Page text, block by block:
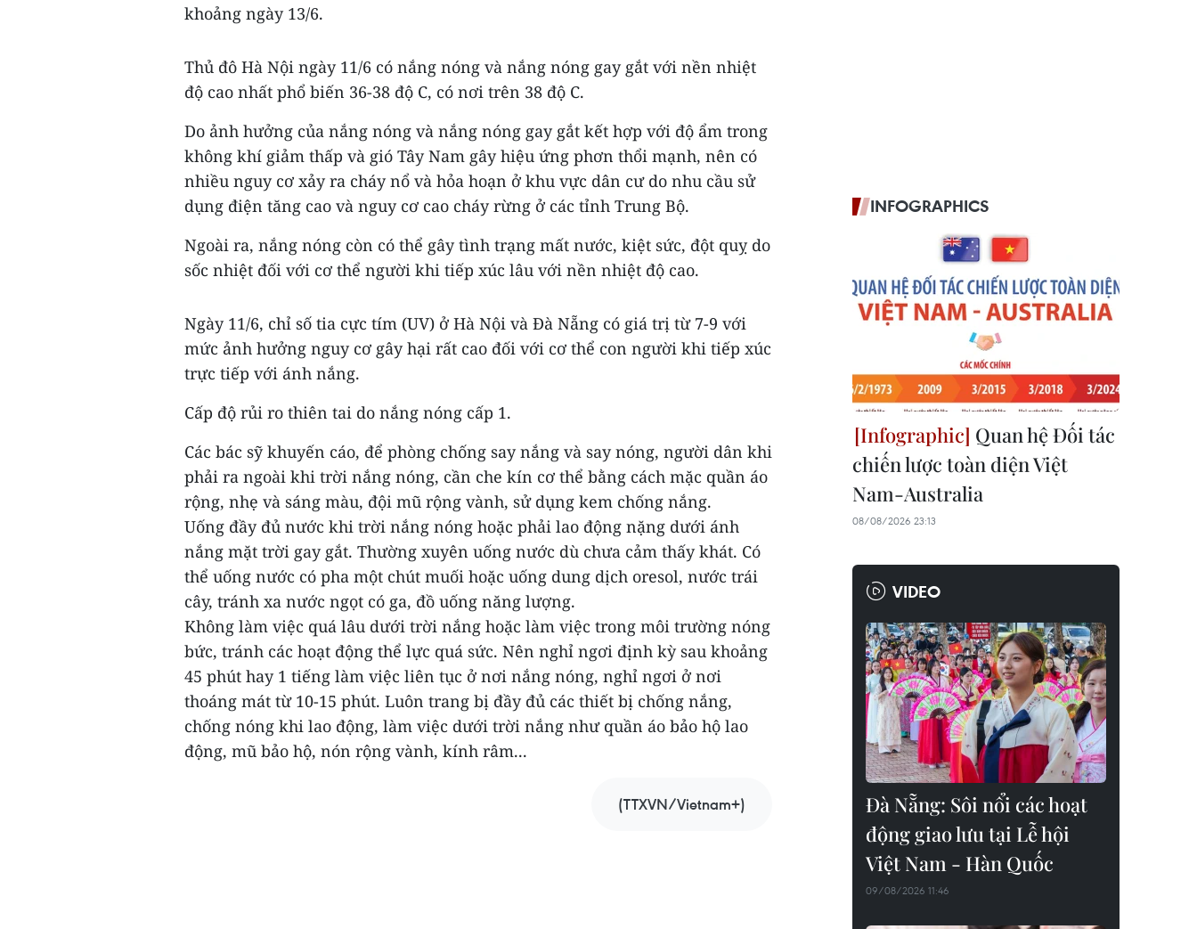
khoảng ngày 13/6.
Thủ đô Hà Nội ngày 11/6 có nắng nóng và nắng nóng gay gắt với nền nhiệt
độ cao nhất phổ biến 36-38 độ C, có nơi trên 38 độ C.
Do ảnh hưởng của nắng nóng và nắng nóng gay gắt kết hợp với độ ẩm trong
không khí giảm thấp và gió Tây Nam gây hiệu ứng phơn thổi mạnh, nên có
nhiều nguy cơ xảy ra cháy nổ và hỏa hoạn ở khu vực dân cư do nhu cầu sử
dụng điện tăng cao và nguy cơ cao cháy rừng ở các tỉnh Trung Bộ.
Ngoài ra, nắng nóng còn có thể gây tình trạng mất nước, kiệt sức, đột quỵ do
sốc nhiệt đối với cơ thể người khi tiếp xúc lâu với nền nhiệt độ cao.
Ngày 11/6, chỉ số tia cực tím (UV) ở Hà Nội và Đà Nẵng có giá trị từ 7-9 với
mức ảnh hưởng nguy cơ gây hại rất cao đối với cơ thể con người khi tiếp xúc
trực tiếp với ánh nắng.
Cấp độ rủi ro thiên tai do nắng nóng cấp 1.
Các bác sỹ khuyến cáo, để phòng chống say nắng và say nóng, người dân khi
phải ra ngoài khi trời nắng nóng, cần che kín cơ thể bằng cách mặc quần áo
rộng, nhẹ và sáng màu, đội mũ rộng vành, sử dụng kem chống nắng.
Uống đầy đủ nước khi trời nắng nóng hoặc phải lao động nặng dưới ánh
nắng mặt trời gay gắt. Thường xuyên uống nước dù chưa cảm thấy khát. Có
thể uống nước có pha một chút muối hoặc uống dung dịch oresol, nước trái
cây, tránh xa nước ngọt có ga, đồ uống năng lượng.
Không làm việc quá lâu dưới trời nắng hoặc làm việc trong môi trường nóng
bức, tránh các hoạt động thể lực quá sức. Nên nghỉ ngơi định kỳ sau khoảng
45 phút hay 1 tiếng làm việc liên tục ở nơi nắng nóng, nghỉ ngơi ở nơi
thoáng mát từ 10-15 phút. Luôn trang bị đầy đủ các thiết bị chống nắng,
chống nóng khi lao động, làm việc dưới trời nắng như quần áo bảo hộ lao
động, mũ bảo hộ, nón rộng vành, kính râm...
(TTXVN/Vietnam+)
INFOGRAPHICS
Quan hệ Đối tác
chiến lược toàn diện Việt
Nam-Australia
08/08/2026 23:13
VIDEO
Đà Nẵng: Sôi nổi các hoạt
động giao lưu tại Lễ hội
Việt Nam - Hàn Quốc
09/08/2026 11:46